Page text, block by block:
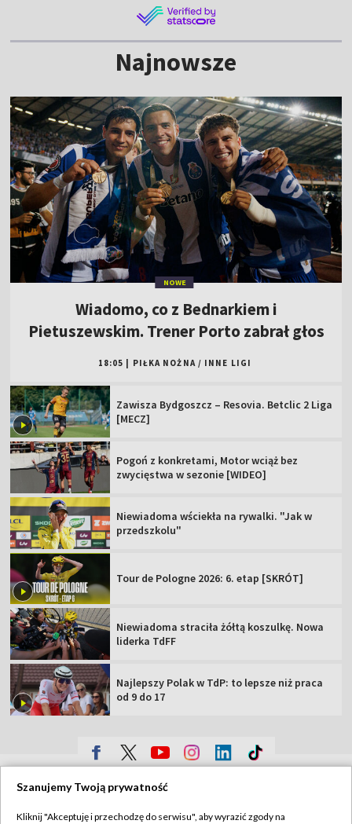
Najnowsze
NOWE
Wiadomo, co z Bednarkiem i
Pietuszewskim. Trener Porto zabrał głos
18:05 PIŁKA NOŻNA / INNE LIGI
Zawisza Bydgoszcz – Resovia. Betclic 2 Liga
[MECZ]
Pogoń z konkretami, Motor wciąż bez
zwycięstwa w sezonie [WIDEO]
Niewiadoma wściekła na rywalki. "Jak w
przedszkolu"
Tour de Pologne 2026: 6. etap [SKRÓT]
Niewiadoma straciła żółtą koszulkę. Nowa
liderka TdFF
Najlepszy Polak w TdP: to lepsze niż praca
od 9 do 17
Szanujemy Twoją prywatność
Kliknij "Akceptuję i przechodzę do serwisu", aby wyrazić zgody na